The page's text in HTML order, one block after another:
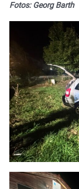
Fotos: Georg Barth